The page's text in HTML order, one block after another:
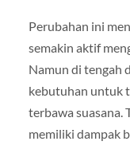
Perubahan ini
semakin aktif
Namun di tengah
kebutuhan untuk
terbawa suasana.
memiliki dampak